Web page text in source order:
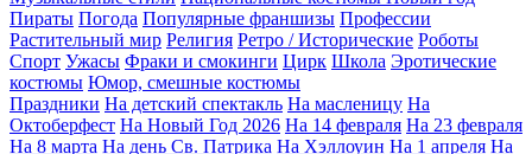
Пираты Погода Популярные франшизы Профессии
Растительный мир Религия Ретро / Исторические Роботы
Спорт Ужасы Фраки и смокинги Цирк Школа Эротические
костюмы Юмор, смешные костюмы
Праздники На детский спектакль На масленицу На
Октоберфест На Новый Год 2026 На 14 февраля На 23 февраля
На 8 марта На день Св. Патрика На Хэллоуин На 1 апреля На